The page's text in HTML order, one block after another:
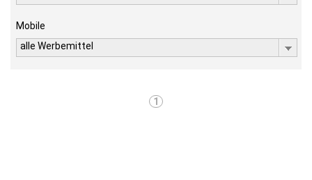
Mobile
alle Werbemittel
1